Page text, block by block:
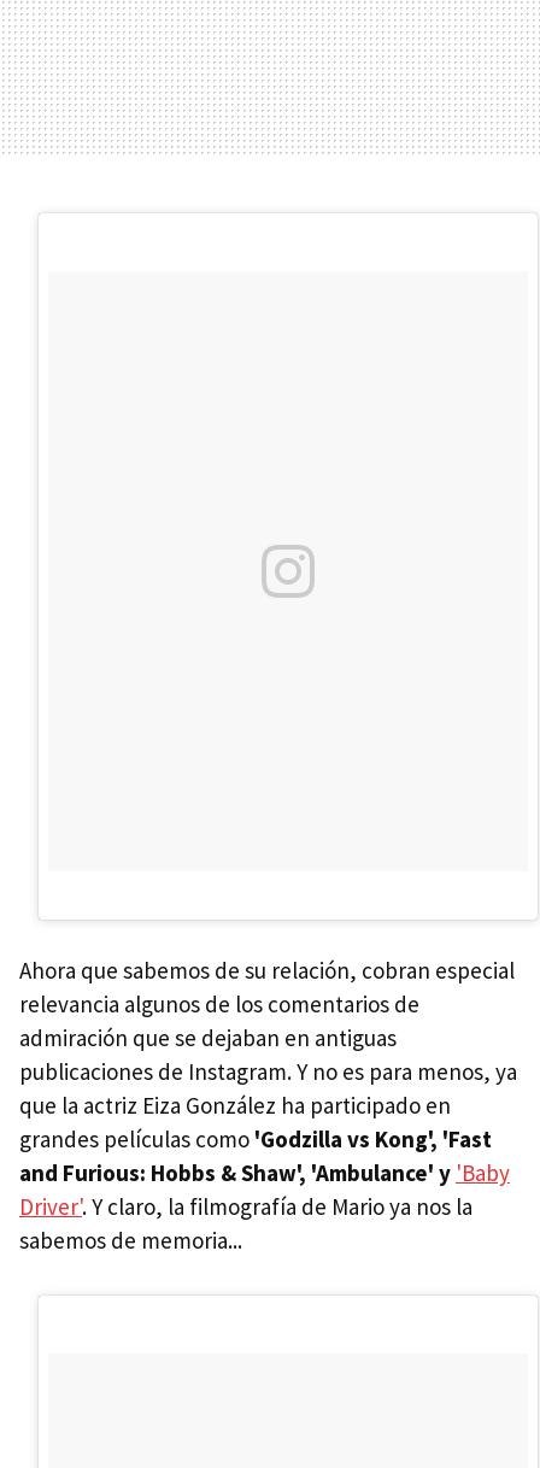
Ahora que sabemos de su relación, cobran especial
relevancia algunos de los comentarios de
admiración que se dejaban en antiguas
publicaciones de Instagram. Y no es para menos, ya
que la actriz Eiza González ha participado en
grandes películas como 'Godzilla vs Kong', 'Fast
and Furious: Hobbs & Shaw', 'Ambulance' y 'Baby
Driver'. Y claro, la filmografía de Mario ya nos la
sabemos de memoria...